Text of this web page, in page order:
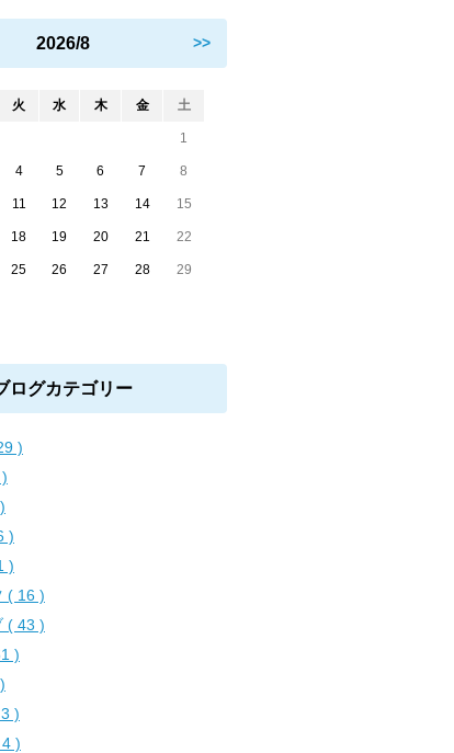
2026/8 >>
火 水 木 金 土
1
4 5 6 7 8
11 12 13 14 15
18 19 20 21 22
25 26 27 28 29
ログカテゴリー
)
)
)
( 16 )
( 43 )
)
)
)